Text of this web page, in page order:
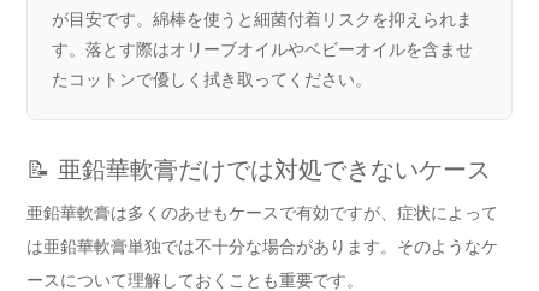
が目安です。綿棒を使うと細菌付着リスクを抑えられま
す。落とす際はオリーブオイルやベビーオイルを含ませ
たコットンで優しく拭き取ってください。
📝 亜鉛華軟膏だけでは対処できないケース
亜鉛華軟膏は多くのあせもケースで有効ですが、症状によって
は亜鉛華軟膏単独では不十分な場合があります。そのようなケ
ースについて理解しておくことも重要です。